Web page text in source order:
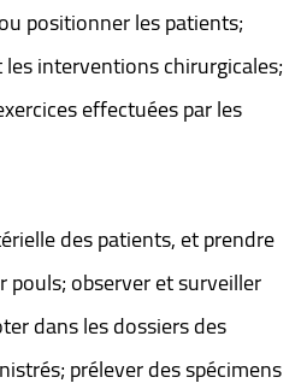
positionner les patients;
interventions chirurgicales;
effectuées par les
des patients, et prendre
observer et surveiller
dans les dossiers des
prélever des spécimens